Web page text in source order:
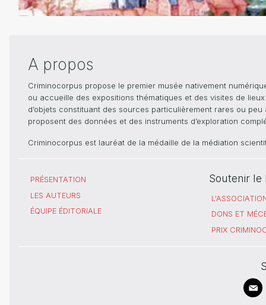
A propos
Criminocorpus propose le premier musée nativement
ou accueille des expositions thématiques et des visites de
d’objets constituant des sources particulièrement rares ou
proposent des données et des instruments d’exploration
Criminocorpus est lauréat de la médaille de la médiation
PRÉSENTATION
LES AUTEURS
ÉQUIPE ÉDITORIALE
Soutenir le
DONS ET
PRIX